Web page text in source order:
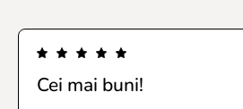
Cei mai buni!